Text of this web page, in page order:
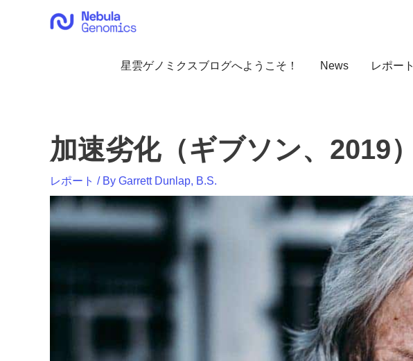
星雲ゲノミクスブログへようこそ！ News レポート
加速劣化（ギブソン、2019）
レポート / By Garrett Dunlap, B.S.